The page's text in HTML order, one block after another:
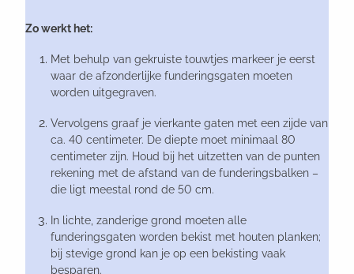
Zo werkt het:
Met behulp van gekruiste touwtjes markeer je eerst
waar de afzonderlijke funderingsgaten moeten
worden uitgegraven.
Vervolgens graaf je vierkante gaten met een zijde van
ca. 40 centimeter. De diepte moet minimaal 80
centimeter zijn. Houd bij het uitzetten van de punten
rekening met de afstand van de funderingsbalken –
die ligt meestal rond de 50 cm.
In lichte, zanderige grond moeten alle
funderingsgaten worden bekist met houten planken;
bij stevige grond kan je op een bekisting vaak
besparen.